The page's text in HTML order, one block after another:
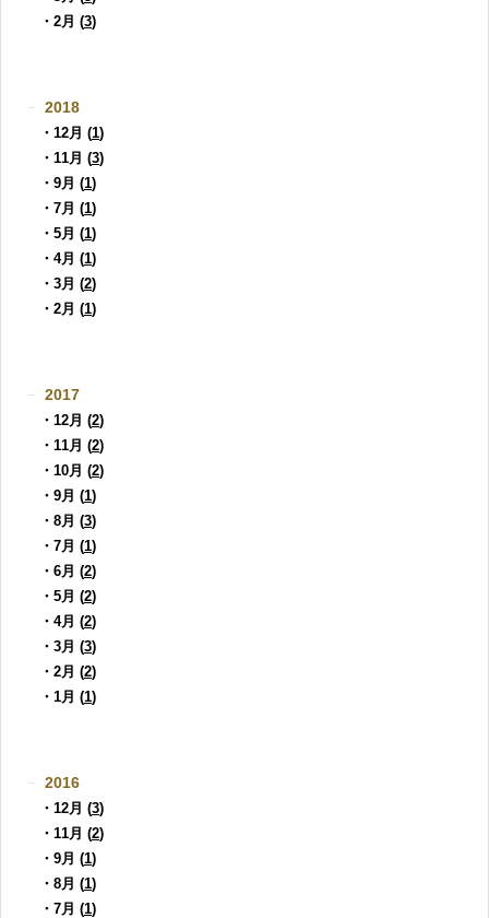
・2月 (3)
2018
・12月 (1)
・11月 (3)
・9月 (1)
・7月 (1)
・5月 (1)
・4月 (1)
・3月 (2)
・2月 (1)
2017
・12月 (2)
・11月 (2)
・10月 (2)
・9月 (1)
・8月 (3)
・7月 (1)
・6月 (2)
・5月 (2)
・4月 (2)
・3月 (3)
・2月 (2)
・1月 (1)
2016
・12月 (3)
・11月 (2)
・9月 (1)
・8月 (1)
・7月 (1)